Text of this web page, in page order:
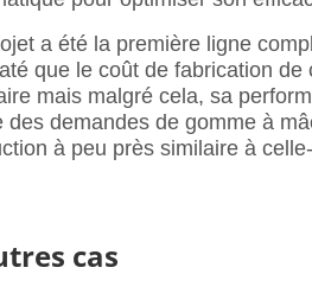
a été la première ligne
que le coût de fabrication
mais malgré cela, sa
des demandes de gomme à
à peu près similaire à
cas